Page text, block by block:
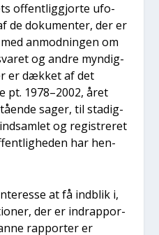
offent­lig­gjor­te ufo­
de doku­men­ter, der er
anmod­nin­gen om
og andre myn­dig­
er dæk­ket af det
1978–2002, året
sager, til sta­dig­
og regi­stre­ret
har hen­
at få ind­blik i,
der er indrap­por­
rap­por­ter er